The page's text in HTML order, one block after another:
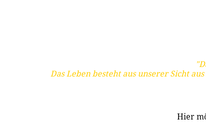
Das Leben besteht aus unserer Sicht
Hier